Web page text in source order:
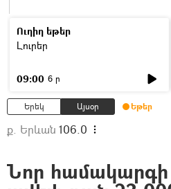
Ուղիղ եթեր
Լուրեր
09:00 6 ր
Երեկ Այսօր Եթեր
ք. Երևան 106.0
Նոր համակարգի